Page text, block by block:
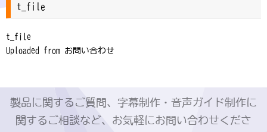
t_file
t_file
Uploaded from お問い合わせ
製品に関するご質問、字幕制作・音声ガイド制作に
関するご相談など、お気軽にお問い合わせくださ